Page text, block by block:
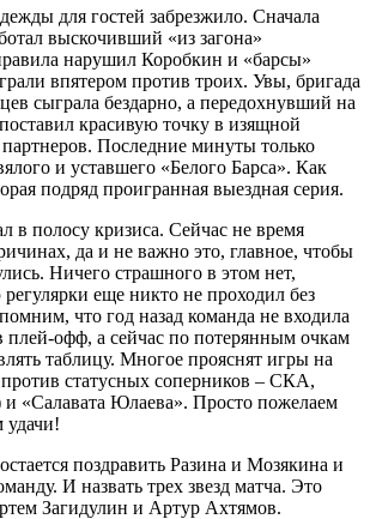
для гостей забрезжило. Сначала
выскочивший «из загона»
нарушил Коробкин и «барсы»
впятером против троих. Увы, бригада
сыграла бездарно, а передохнувший на
красивую точку в изящной
Последние минуты только
и уставшего «Белого Барса». Как
подряд проигранная выездная серия.
в полосу кризиса. Сейчас не время
да и не важно это, главное, чтобы
Ничего страшного в этом нет,
еще никто не проходил без
что год назад команда не входила
плей-офф, а сейчас по потерянным очкам
таблицу. Многое прояснят игры на
статусных соперников – СКА,
«Салавата Юлаева». Просто пожелаем
удачи!
поздравить Разина и Мозякина и
И назвать трех звезд матча. Это
Загидулин и Артур Ахтямов.